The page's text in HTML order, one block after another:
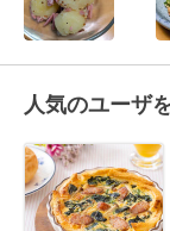
人気のユーザ